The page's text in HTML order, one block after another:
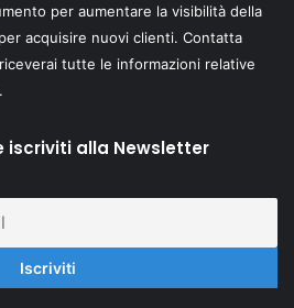
per aumentare la visibilità della
acquisire nuovi clienti. Contatta
tutte le informazioni relative
iscriviti alla Newsletter